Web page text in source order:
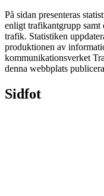
På sidan presenteras
enligt trafikantgrupp
trafik. Statistiken
produktionen av
kommunikationsverket
denna webbplats
Sidfot